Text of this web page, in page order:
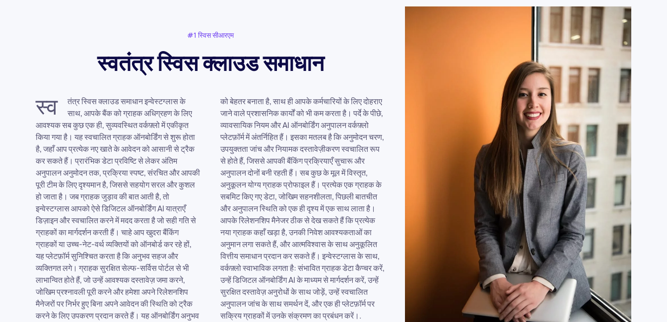
#1 स्विस सीआरएम
स्वतंत्र स्विस क्लाउड समाधान
स्व
तंत्र स्विस क्लाउड समाधान इन्वेस्टग्लास के
साथ, आपके बैंक को ग्राहक अधिग्रहण के लिए
आवश्यक सब कुछ एक ही, सुव्यवस्थित वर्कफ़्लो में एकीकृत
किया गया है। यह स्वचालित ग्राहक ऑनबोर्डिंग से शुरू होता
है, जहाँ आप प्रत्येक नए खाते के आवेदन को आसानी से ट्रैक
कर सकते हैं। प्रारंभिक डेटा प्रविष्टि से लेकर अंतिम
अनुपालन अनुमोदन तक, प्रक्रिया स्पष्ट, संरचित और आपकी
पूरी टीम के लिए दृश्यमान है, जिससे सहयोग सरल और कुशल
हो जाता है। जब ग्राहक जुड़ाव की बात आती है, तो
इन्वेस्टग्लास आपको ऐसे डिजिटल ऑनबोर्डिंग AI यात्राएँ
डिज़ाइन और स्वचालित करने में मदद करता है जो सही गति से
ग्राहकों का मार्गदर्शन करती हैं। चाहे आप खुदरा बैंकिंग
ग्राहकों या उच्च-नेट-वर्थ व्यक्तियों को ऑनबोर्ड कर रहे हों,
यह प्लेटफ़ॉर्म सुनिश्चित करता है कि अनुभव सहज और
व्यक्तिगत लगे। ग्राहक सुरक्षित सेल्फ-सर्विस पोर्टल से भी
लाभान्वित होते हैं, जो उन्हें आवश्यक दस्तावेज़ जमा करने,
जोखिम प्रश्नावली पूरी करने और हमेशा अपने रिलेशनशिप
मैनेजरों पर निर्भर हुए बिना अपने आवेदन की स्थिति को ट्रैक
करने के लिए उपकरण प्रदान करते हैं। यह ऑनबोर्डिंग अनुभव
को बेहतर बनाता है, साथ ही आपके कर्मचारियों के लिए दोहराए
जाने वाले प्रशासनिक कार्यों को भी कम करता है। पर्दे के पीछे,
व्यावसायिक नियम और AI ऑनबोर्डिंग अनुपालन वर्कफ़्लो
प्लेटफ़ॉर्म में अंतर्निहित हैं। इसका मतलब है कि अनुमोदन चरण,
उपयुक्तता जांच और नियामक दस्तावेज़ीकरण स्वचालित रूप
से होते हैं, जिससे आपकी बैंकिंग प्रक्रियाएँ सुचारू और
अनुपालन दोनों बनी रहती हैं। सब कुछ के मूल में विस्तृत,
अनुकूलन योग्य ग्राहक प्रोफाइल हैं। प्रत्येक एक ग्राहक के
सबमिट किए गए डेटा, जोखिम सहनशीलता, पिछली बातचीत
और अनुपालन स्थिति को एक ही दृश्य में एक साथ लाता है।
आपके रिलेशनशिप मैनेजर ठीक से देख सकते हैं कि प्रत्येक
नया ग्राहक कहाँ खड़ा है, उनकी निवेश आवश्यकताओं का
अनुमान लगा सकते हैं, और आत्मविश्वास के साथ अनुकूलित
वित्तीय समाधान प्रदान कर सकते हैं। इन्वेस्टग्लास के साथ,
वर्कफ़्लो स्वाभाविक लगता है: संभावित ग्राहक डेटा कैप्चर करें,
उन्हें डिजिटल ऑनबोर्डिंग AI के माध्यम से मार्गदर्शन करें, उन्हें
सुरक्षित दस्तावेज़ अनुरोधों के साथ जोड़ें, उन्हें स्वचालित
अनुपालन जांच के साथ समर्थन दें, और एक ही प्लेटफ़ॉर्म पर
सक्रिय ग्राहकों में उनके संक्रमण का प्रबंधन करें।.